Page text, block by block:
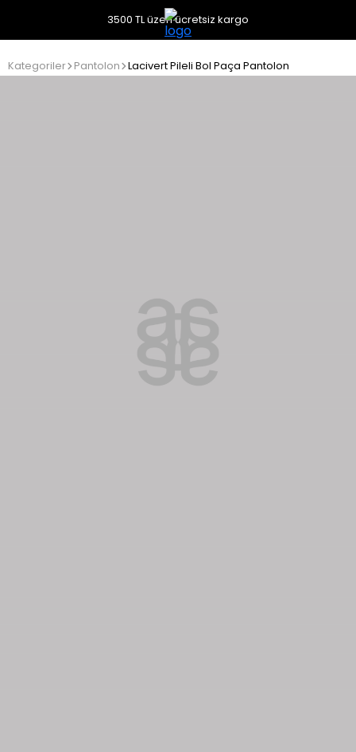
3500 TL üzeri ücretsiz kargo
Kategoriler Pantolon Lacivert Pileli Bol Paça Pantolon